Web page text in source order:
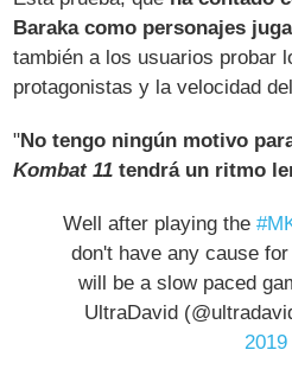
Baraka como personajes
también a los usuarios probar
protagonistas y la velocidad
"No tengo ningún motivo
Kombat 11 tendrá un ritmo
Well after playing the
don't have any cause
will be a slow paced
UltraDavid
2019